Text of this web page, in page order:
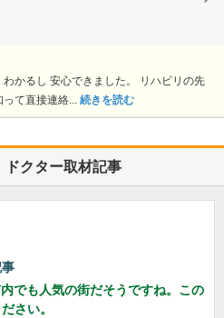
かるし 安心できました。 リハビリの先
て直接連絡... 続きを読む
ドクター取材記事
でも人気の街だそうですね。この
さい。